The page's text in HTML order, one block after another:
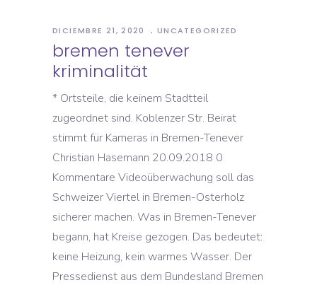
DICIEMBRE 21, 2020 UNCATEGORIZED
bremen tenever
kriminalität
* Ortsteile, die keinem Stadtteil
zugeordnet sind. Koblenzer Str. Beirat
stimmt für Kameras in Bremen-Tenever
Christian Hasemann 20.09.2018 0
Kommentare Videoüberwachung soll das
Schweizer Viertel in Bremen-Osterholz
sicherer machen. Was in Bremen-Tenever
begann, hat Kreise gezogen. Das bedeutet:
keine Heizung, kein warmes Wasser. Der
Pressedienst aus dem Bundesland Bremen